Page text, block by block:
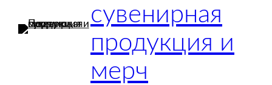
сувенирная
продукция и
мерч